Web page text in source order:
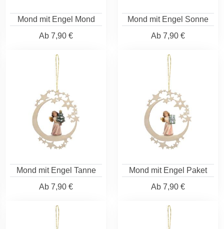
Mond mit Engel Mond
Ab 7,90 €
Mond mit Engel Sonne
Ab 7,90 €
Mond mit Engel Tanne
Ab 7,90 €
Mond mit Engel Paket
Ab 7,90 €